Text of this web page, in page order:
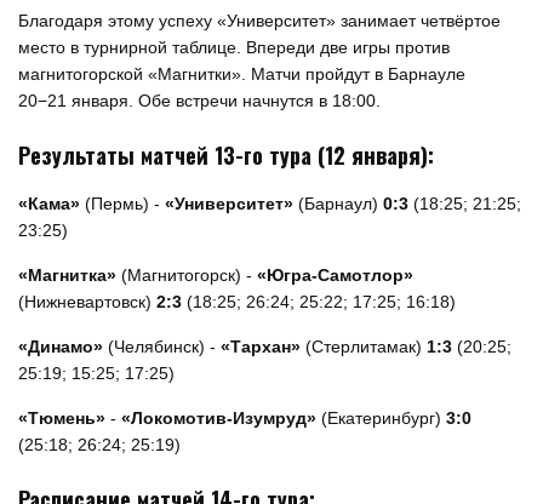
Благодаря этому успеху «Университет» занимает четвёртое
место в турнирной таблице. Впереди две игры против
магнитогорской «Магнитки». Матчи пройдут в Барнауле
20−21 января. Обе встречи начнутся в 18:00.
Результаты матчей 13-го тура (12 января):
«Кама» (Пермь) - «Университет» (Барнаул) 0:3 (18:25; 21:25;
23:25)
«Магнитка» (Магнитогорск) - «Югра-Самотлор»
(Нижневартовск) 2:3 (18:25; 26:24; 25:22; 17:25; 16:18)
«Динамо» (Челябинск) - «Тархан» (Стерлитамак) 1:3 (20:25;
25:19; 15:25; 17:25)
«Тюмень» - «Локомотив-Изумруд» (Екатеринбург) 3:0
(25:18; 26:24; 25:19)